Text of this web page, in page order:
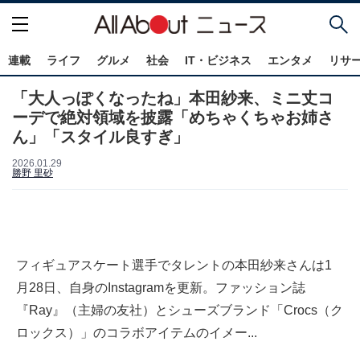
連載 ライフ グルメ 社会 IT・ビジネス エンタメ リサ
「大人っぽくなったね」本田紗来、ミニ丈コ
ーデで絶対領域を披露「めちゃくちゃお姉さ
ん」「スタイル良すぎ」
2026.01.29
勝野 里砂
フィギュアスケート選手でタレントの本田紗来さんは1
月28日、自身のInstagramを更新。ファッション誌
『Ray』（主婦の友社）とシューズブランド「Crocs（ク
ロックス）」のコラボアイテムのイメー...